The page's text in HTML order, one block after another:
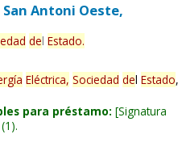
Antoni Oeste,
del Estado.
Eléctrica, Sociedad del Estado,
para préstamo: Signatura
(1).